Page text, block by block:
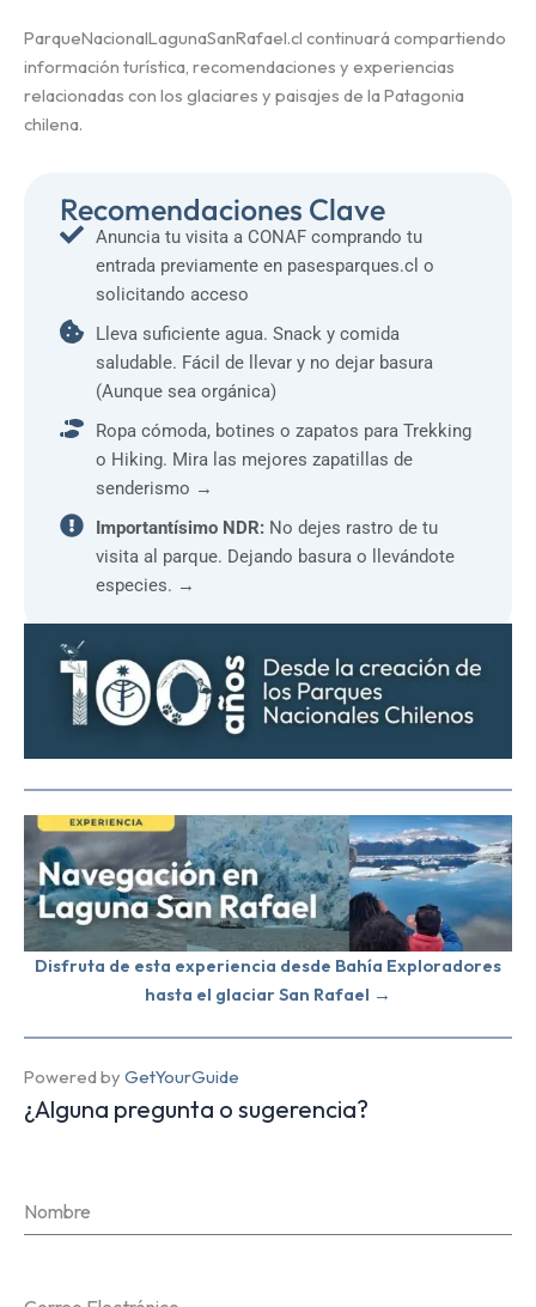
ParqueNacionalLagunaSanRafael.cl continuará compartiendo
información turística, recomendaciones y experiencias
relacionadas con los glaciares y paisajes de la Patagonia
chilena.
Disfruta de esta experiencia desde Bahía Exploradores
hasta el glaciar San Rafael →
Powered by GetYourGuide
¿Alguna pregunta o sugerencia?
Nombre